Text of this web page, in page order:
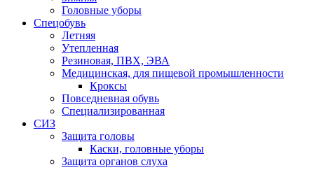
Головные уборы
Спецобувь
Летняя
Утепленная
Резиновая, ПВХ, ЭВА
Медицинская, для пищевой промышленности
Кроксы
Повседневная обувь
Специализированная
СИЗ
Защита головы
Каски, головные уборы
Защита органов слуха